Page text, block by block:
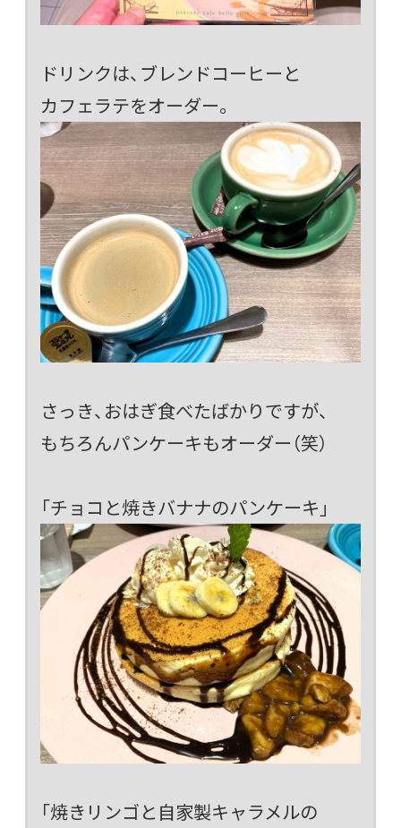
ドリンクは、ブレンドコーヒーと
カフェラテをオーダー。
さっき、おはぎ食べたばかりですが、
もちろんパンケーキもオーダー（笑）
「チョコと焼きバナナのパンケーキ」
「焼きリンゴと自家製キャラメルの